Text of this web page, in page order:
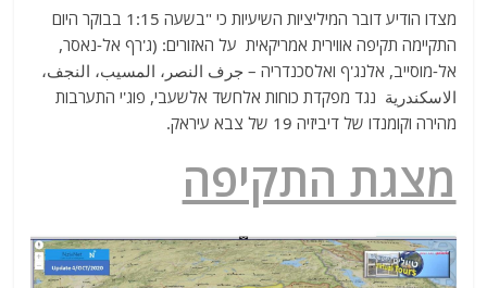
מצדו הודיע ​​דובר המיליציות השיעיות כי "בשעה 1:15 בבוקר היום
התקיימה תקיפה אווירית אמריקאית על האזורים: (ג'רף אל-נאסר,
אל-מוסייב, אלנג'ף ואלסכנדריה – جرف النصر، المسيب، النجف،
الاسكندرية נגד מפקדת כוחות אלחשד אלשעבי, פוג'י התערבות
מהירה וקומנדו של דיביזיה 19 של צבא עיראק.
מצגת התקיפה